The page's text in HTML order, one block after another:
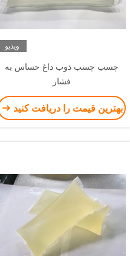
ویدیو
چسب چسب ذوب داغ حساس به
فشار
بهترین قیمت را دریافت کنید